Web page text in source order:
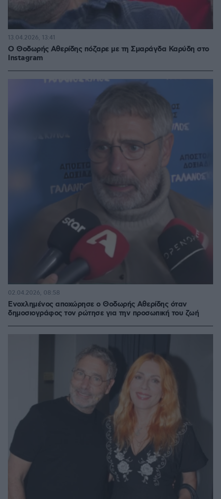
Ο Θοδωρής Αθερίδης πόζαρε με τη Σμαράγδα Καρύδη στο
Instagram
13.04.2026, 13:41
Ενοχλημένος αποχώρησε ο Θοδωρής Αθερίδης όταν
δημοσιογράφος τον ρώτησε για την προσωπική του ζωή
02.04.2026, 08:58